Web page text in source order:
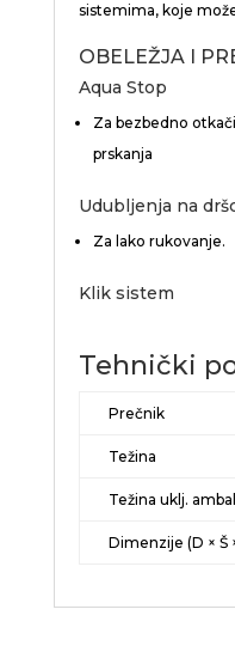
sistemima, koje
OBELEŽJA I
Aqua Stop
Za bezbedno
prskanja
Udubljenja na
Za lako rukovanje.
Klik sistem
Tehnički
Prečnik
Težina
Težina uklj.
Dimenzije (D × Š